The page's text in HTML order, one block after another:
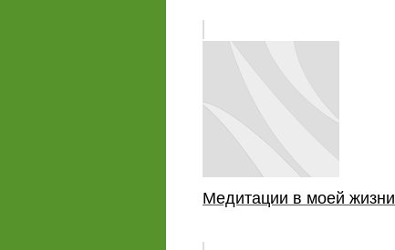
Медитации в моей жизни